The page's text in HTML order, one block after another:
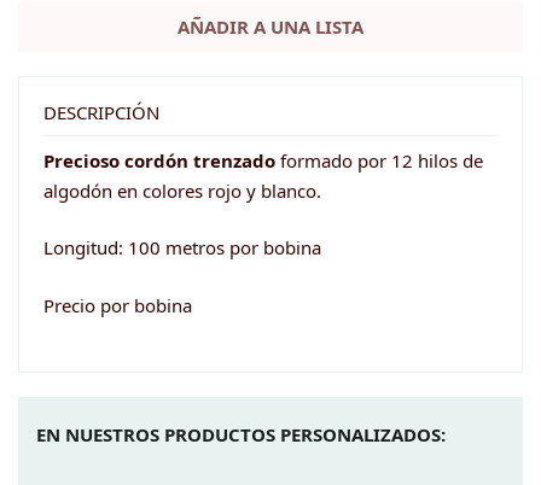
3mm
metros
AÑADIR A UNA LISTA
DESCRIPCIÓN
Precioso cordón trenzado formado por 12 hilos de
algodón en colores rojo y blanco.
Longitud: 100 metros por bobina
Precio por bobina
EN NUESTROS PRODUCTOS PERSONALIZADOS: